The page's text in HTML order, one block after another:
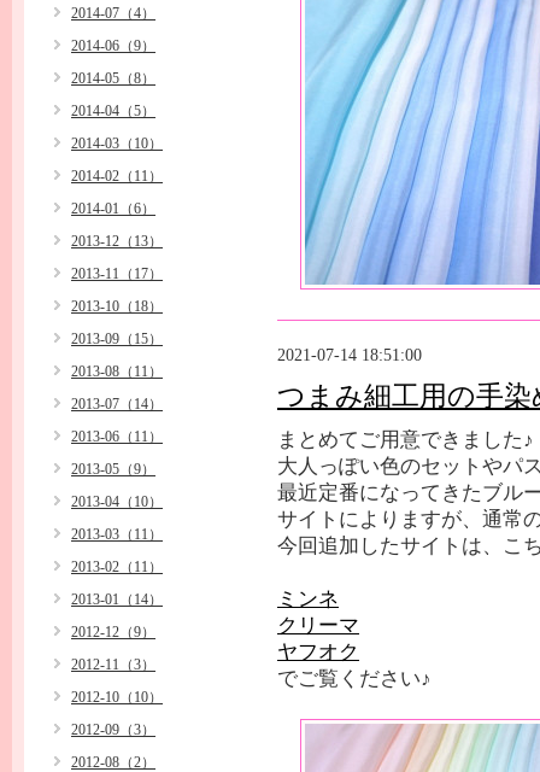
2021-07-14 18:51:00
つまみ細工用の手
まとめてご用意できました♪
大人っぽい色のセットやパ
最近定番になってきたブル
サイトによりますが、通常
今回追加したサイトは、こ
ミンネ
クリーマ
ヤフオク
でご覧ください♪
2014-07（4）
2014-06（9）
2014-05（8）
2014-04（5）
2014-03（10）
2014-02（11）
2014-01（6）
2013-12（13）
2013-11（17）
2013-10（18）
2013-09（15）
2013-08（11）
2013-07（14）
2013-06（11）
2013-05（9）
2013-04（10）
2013-03（11）
2013-02（11）
2013-01（14）
2012-12（9）
2012-11（3）
2012-10（10）
2012-09（3）
2012-08（2）